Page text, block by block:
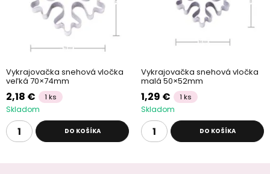
Vykrajovačka snehová vločka
veľká 70×74mm
2,18 € 1 ks
Skladom
DO KOŠÍKA
Vykrajovačka snehová vločka
malá 50×52mm
1,29 € 1 ks
Skladom
DO KOŠÍKA